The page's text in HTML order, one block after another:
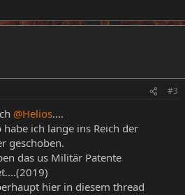
#3
@Helios....
ich lange ins Reich der
geschoben.
das us Militär Patente
hier in diesem thread